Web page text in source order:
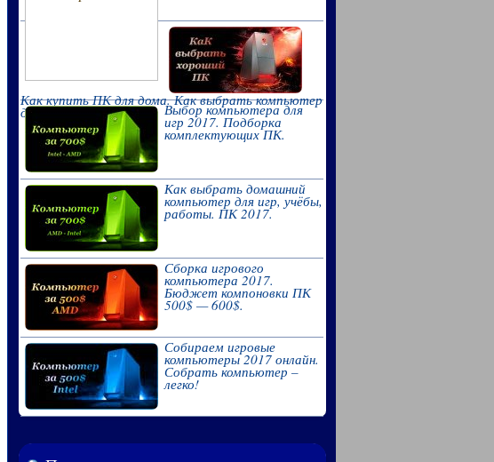
Как купить ПК для дома. Как выбрать компьютер
для игр 2017-2018. Выбор компьютера для
игр 2017. Подборка
комплектующих ПК.
Как выбрать домашний
компьютер для игр, учёбы,
работы. ПК 2017.
Сборка игрового
компьютера 2017.
Бюджет компоновки ПК
500$ — 600$.
Собираем игровые
компьютеры 2017 онлайн.
Собрать компьютер –
легко!